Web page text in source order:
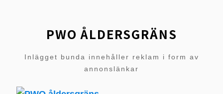
PWO ÅLDERSGRÄNS
Inlägget bunda innehåller reklam i form av
annonslänkar